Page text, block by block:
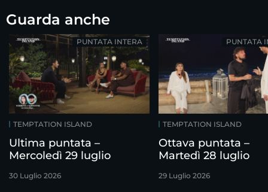
Guarda anche
TEMPTATION ISLAND
Ultima puntata –
Mercoledì 29 luglio
30 Luglio 2026
PUNTATA INTERA
TEMPTATION ISLAND
Ottava puntata –
Martedì 28 luglio
29 Luglio 2026
PUNTATA